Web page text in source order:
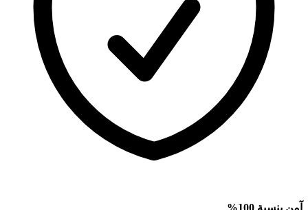
آمن بنسبة 100%